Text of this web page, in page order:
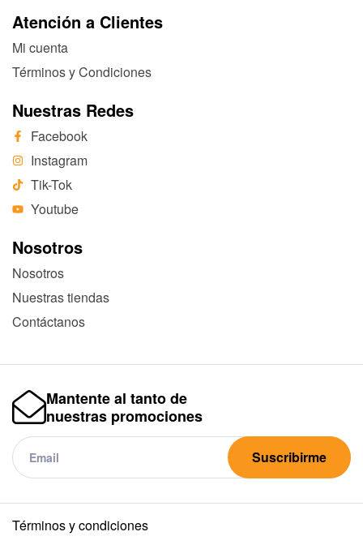
Atención a Clientes
Mi cuenta
Términos y Condiciones
Nuestras Redes
Facebook
Instagram
Tik-Tok
Youtube
Nosotros
Nosotros
Nuestras tiendas
Contáctanos
Mantente al tanto de
nuestras promociones
Suscribirme
Términos y condiciones